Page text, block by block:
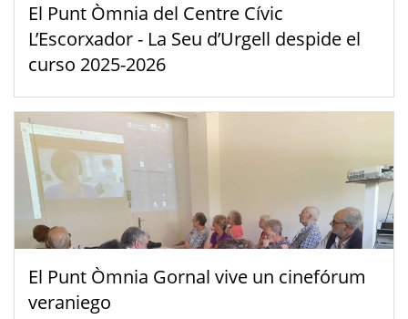
El Punt Òmnia del Centre Cívic
L’Escorxador - La Seu d’Urgell despide el
curso 2025-2026
El Punt Òmnia Gornal vive un cinefórum
veraniego